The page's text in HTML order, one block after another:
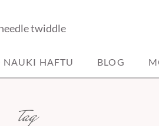
NAUKI HAFTU BLOG
tag